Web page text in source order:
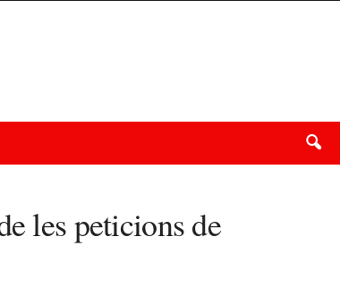
les peticions de